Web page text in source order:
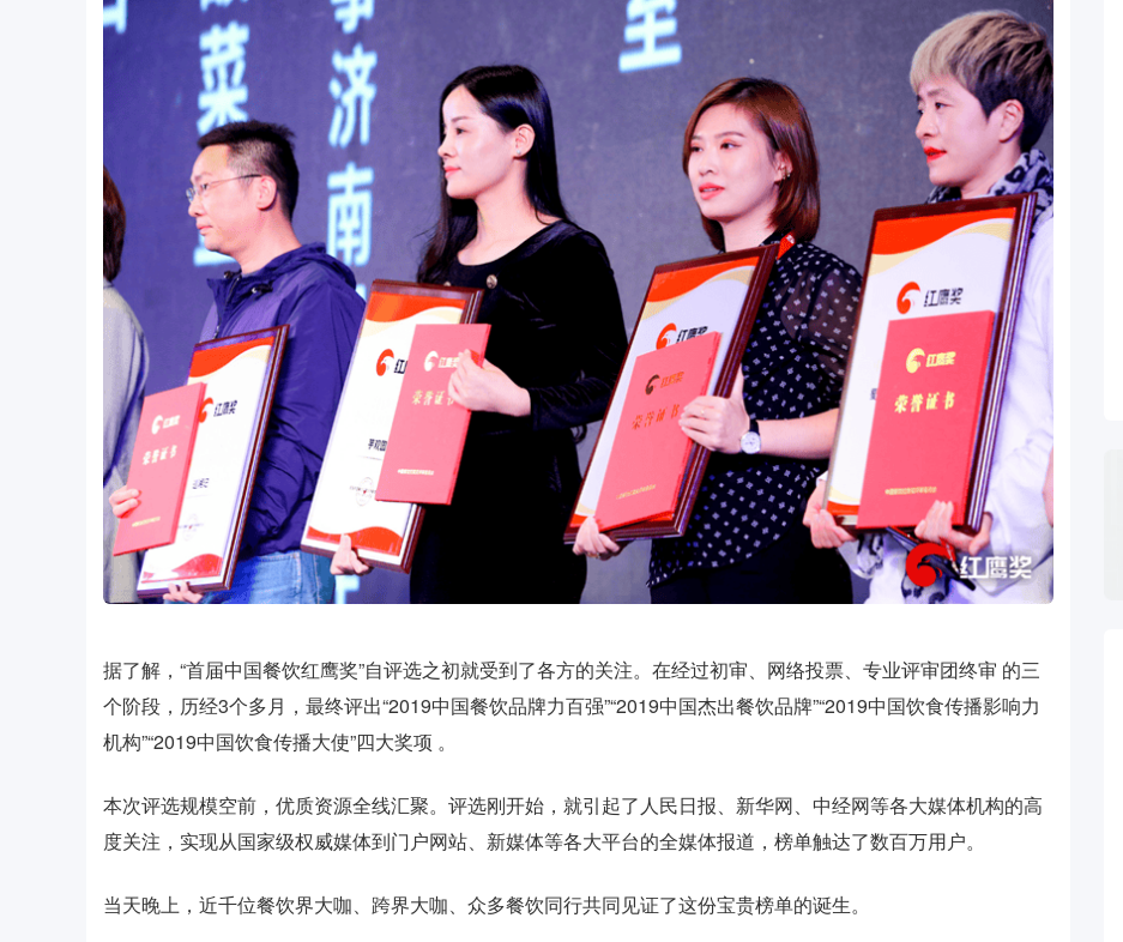
据了解，“首届中国餐饮红鹰奖”自评选之初就受到了各方的关注。在经过初审、网络投票、专业评审团终审 的三
个阶段，历经3个多月，最终评出“2019中国餐饮品牌力百强”“2019中国杰出餐饮品牌”“2019中国饮食传播影响力
机构”“2019中国饮食传播大使”四大奖项 。
本次评选规模空前，优质资源全线汇聚。评选刚开始，就引起了人民日报、新华网、中经网等各大媒体机构的高
度关注，实现从国家级权威媒体到门户网站、新媒体等各大平台的全媒体报道，榜单触达了数百万用户。
当天晚上，近千位餐饮界大咖、跨界大咖、众多餐饮同行共同见证了这份宝贵榜单的诞生。